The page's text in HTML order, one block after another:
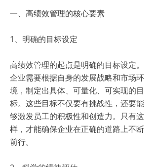
一、高绩效管理的核心要素
1、明确的目标设定
高绩效管理的起点是明确的目标设定。
企业需要根据自身的发展战略和市场环
境，制定出具体、可量化、可实现的目
标。这些目标不仅要有挑战性，还要能
够激发员工的积极性和创造力。只有这
样，才能确保企业在正确的道路上不断
前行。